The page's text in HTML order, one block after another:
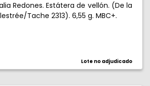
Redones. Estátera de vellón. (De la
Tache 2313). 6,55 g. MBC+.
Lote no adjudicado